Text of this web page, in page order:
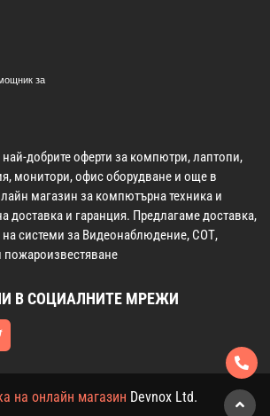
за
добрите оферти за компютри, лаптопи,
монитори, офис оборудване и още в
магазин за компютърна техника и
доставка и гаранция. Предлагаме доставка,
системи за Видеонаблюдение, СОТ,
пожароизвестяване
В СОЦИАЛНИТЕ МРЕЖИ
на онлайн магазин Devnox Ltd.